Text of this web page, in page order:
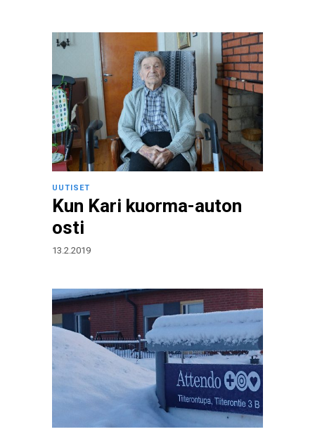
UUTISET
Kun Kari kuorma-auton
osti
13.2.2019